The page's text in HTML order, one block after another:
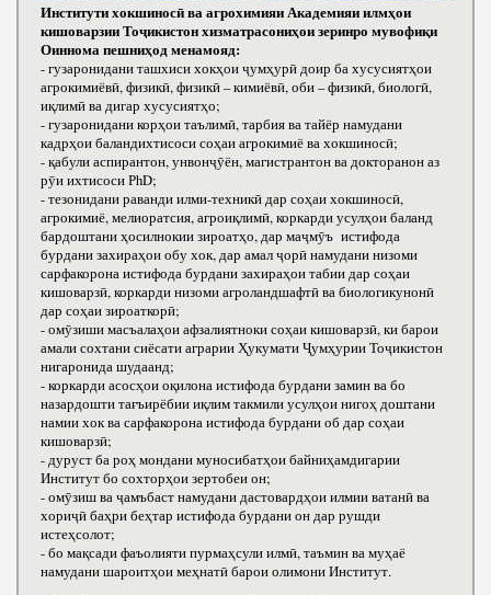
Институти хокшиносӣ ва агрохимияи Академияи илмҳои
кишоварзии Тоҷикистон хизматрасониҳои зеринро мувофиқи
Оиннома пешниҳод менамояд:
- гузаронидани ташхиси хокҳои ҷумҳурӣ доир ба хусусиятҳои
агрокимиёвӣ, физикӣ, физикӣ – кимиёвӣ, оби – физикӣ, биологӣ,
иқлимӣ ва дигар хусусиятҳо;
- гузаронидани корҳои таълимӣ, тарбия ва тайёр намудани
кадрҳои баландихтисоси соҳаи агрокимиё ва хокшиносӣ;
- қабули аспирантон, унвонҷӯён, магистрантон ва докторанон аз
рӯи ихтисоси РhD;
- тезонидани раванди илми-техникӣ дар соҳаи хокшиносӣ,
агрокимиё, мелиоратсия, агроиқлимӣ, коркарди усулҳои баланд
бардоштани ҳосилнокии зироатҳо, дар маҷмӯъ истифода
бурдани захираҳои обу хок, дар амал ҷорӣ намудани низоми
сарфакорона истифода бурдани захираҳои табии дар соҳаи
кишоварзӣ, коркарди низоми агроландшафтӣ ва биологикунонӣ
дар соҳаи зироаткорӣ;
- омӯзиши масъалаҳои афзалиятноки соҳаи кишоварзӣ, ки барои
амали сохтани сиёсати аграрии Ҳукумати Ҷумҳурии Тоҷикистон
нигаронида шудаанд;
- коркарди асосҳои оқилона истифода бурдани замин ва бо
назардошти тағъирёбии иқлим такмили усулҳои нигоҳ доштани
намии хок ва сарфакорона истифода бурдани об дар соҳаи
кишоварзӣ;
- дуруст ба роҳ мондани муносибатҳои байниҳамдигарии
Институт бо сохторҳои зертобеи он;
- омӯзиш ва ҷамъбаст намудани дастовардҳои илмии ватанӣ ва
хориҷӣ баҳри беҳтар истифода бурдани он дар рушди
истеҳсолот;
- бо мақсади фаъолияти пурмаҳсули илмӣ, таъмин ва муҳаё
намудани шароитҳои меҳнатӣ барои олимони Институт.